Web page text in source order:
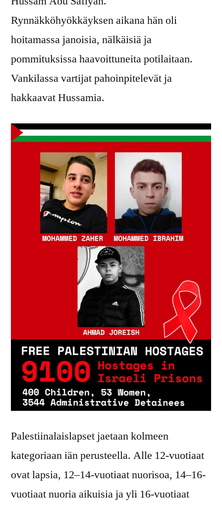
Rynnäkköhyökkäyksen aikana hän oli
hoitamassa janoisia, nälkäisiä ja
pommituksissa haavoittuneita potilaitaan.
Vankilassa vartijat pahoinpitelevät ja
hakkaavat Hussamia.
Palestiinalaislapset jaetaan kolmeen
kategoriaan iän perusteella. Alle 12-vuotiaat
ovat lapsia, 12–14-vuotiaat nuorisoa, 14–16-
vuotiaat nuoria aikuisia ja yli 16-vuotiaat